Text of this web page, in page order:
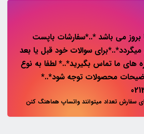
می باشد *..*سفارشات باپست
میگردد*..*برای سوالات خود قبل یا بعد
های ما تماس بگیرید*..* لطفا به نوع
محصولات توجه شود*..*
سفارش تعداد میتوانند واتساپ هماهنگ کنن